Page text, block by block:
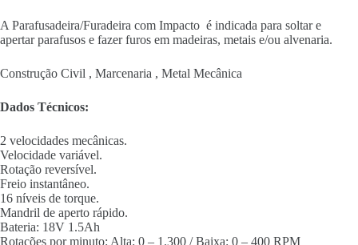
A Parafusadeira/Furadeira com Impacto é indicada para soltar e
apertar parafusos e fazer furos em madeiras, metais e/ou alvenaria.
Construção Civil , Marcenaria , Metal Mecânica
Dados Técnicos:
2 velocidades mecânicas.
Velocidade variável.
Rotação reversível.
Freio instantâneo.
16 níveis de torque.
Mandril de aperto rápido.
Bateria: 18V 1.5Ah
Rotações por minuto: Alta: 0 – 1.300 / Baixa: 0 – 400 RPM